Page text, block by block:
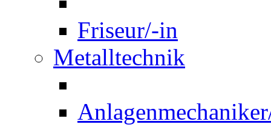
Friseur/-in
Metalltechnik